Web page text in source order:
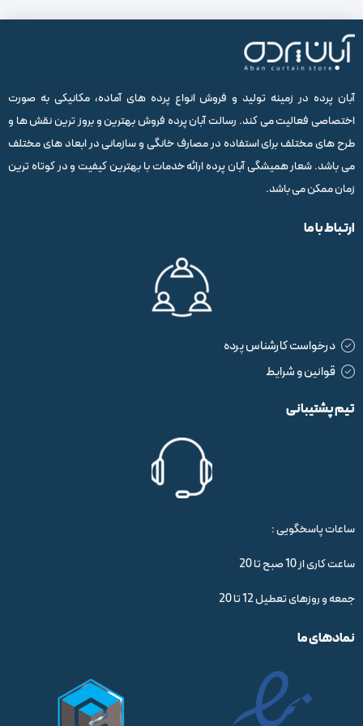
آبان پرده در زمینه تولید و فروش انواع پرده های آماده، مکانیکی به صورت
اختصاصی فعالیت می کند. رسالت آبان پرده فروش بهترین و بروز ترین نقش ها و
طرح های مختلف برای استفاده در مصارف خانگی و سازمانی در ابعاد های مختلف
می باشد. شعار همیشگی آبان پرده ارائه خدمات با بهترین کیفیت و در کوتاه ترین
زمان ممکن می باشد.
ارتباط با ما
درخواست کارشناس پرده
قوانین و شرایط
تیم پشتیبانی
ساعات پاسخگویی :
ساعت کاری از 10 صبح تا 20
جمعه و روزهای تعطیل 12 تا 20
نمادهای ما